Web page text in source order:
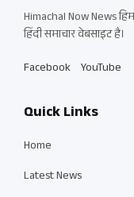
Himachal Now News
हिंदी समाचार वेबसाइट है।
Facebook YouTube
Quick Links
Home
Latest News